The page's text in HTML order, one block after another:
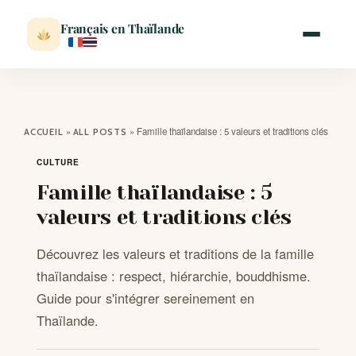
Français en Thaïlande
ACTUALITÉ
MÉTÉO
EXPATRIATION
ACCUEIL » ALL POSTS » Famille thaïlandaise : 5 valeurs et traditions clés
CULTURE
Famille thaïlandaise : 5
valeurs et traditions clés
Découvrez les valeurs et traditions de la famille
thaïlandaise : respect, hiérarchie, bouddhisme.
Guide pour s'intégrer sereinement en
Thaïlande.